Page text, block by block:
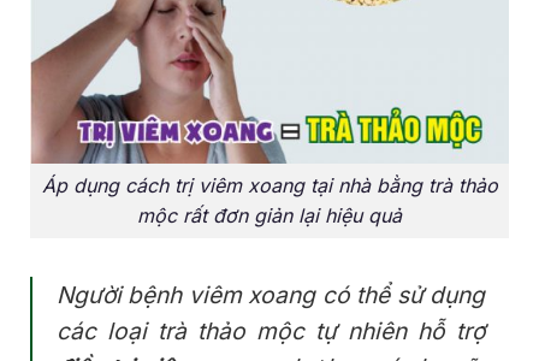
Áp dụng cách trị viêm xoang tại nhà bằng trà thảo
mộc rất đơn giản lại hiệu quả
Người bệnh viêm xoang có thể sử dụng
các loại trà thảo mộc tự nhiên hỗ trợ